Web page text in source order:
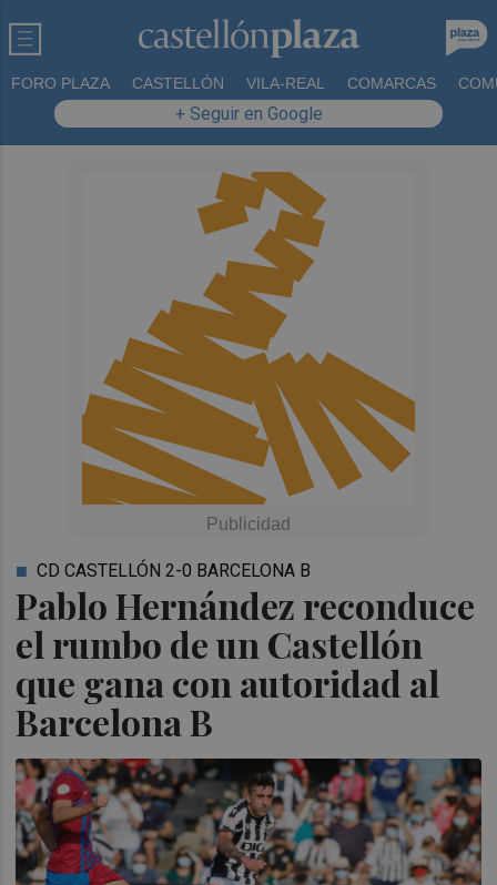
FORO PLAZA CASTELLÓN VILA-REAL COMARCAS
+ Seguir en Google
Pablo Hernández reconduce
el rumbo de un Castellón
que gana con autoridad al
Barcelona B
CD CASTELLÓN 2-0 BARCELONA B